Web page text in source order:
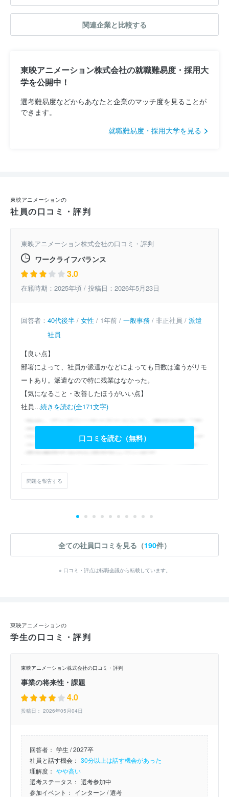
関連企業と比較する
東映アニメーション株式会社の就職難易度・採用大
学を公開中！
選考難易度などからあなたと企業のマッチ度を見ることが
できます。
就職難易度・採用大学を見る
東映アニメーションの
社員の口コミ・評判
東映アニメーション株式会社の口コミ・評判
ワークライフバランス
3.0
在籍時期：2025年頃 / 投稿日：2026年5月23日
回答者： 40代後半 / 女性 / 1年前 / 一般事務 / 非正社員 / 派遣
社員
【良い点】
部署によって、社員か派遣かなどによっても日数は違うがリモ
ートあり。派遣なので特に残業はなかった。
【気になること・改善したほうがいい点】
社員...続きを読む(全171文字)
口コミを読む（無料）
問題を報告する
全ての社員口コミを見る（190件）
※ 口コミ・評点は転職会議から転載しています。
東映アニメーションの
学生の口コミ・評判
東映アニメーション株式会社の口コミ・評判
事業の将来性・課題
4.0
投稿日： 2026年05月04日
回答者： 学生 / 2027卒
社員と話す機会： 30分以上は話す機会があった
理解度： やや高い
選考ステータス： 選考参加中
参加イベント： インターン / 選考